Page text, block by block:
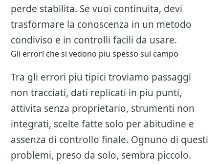
perde stabilita. Se vuoi continuita, devi
trasformare la conoscenza in un metodo
condiviso e in controlli facili da usare.
Gli errori che si vedono piu spesso sul campo
Tra gli errori piu tipici troviamo passaggi
non tracciati, dati replicati in piu punti,
attivita senza proprietario, strumenti non
integrati, scelte fatte solo per abitudine e
assenza di controllo finale. Ognuno di questi
problemi, preso da solo, sembra piccolo.